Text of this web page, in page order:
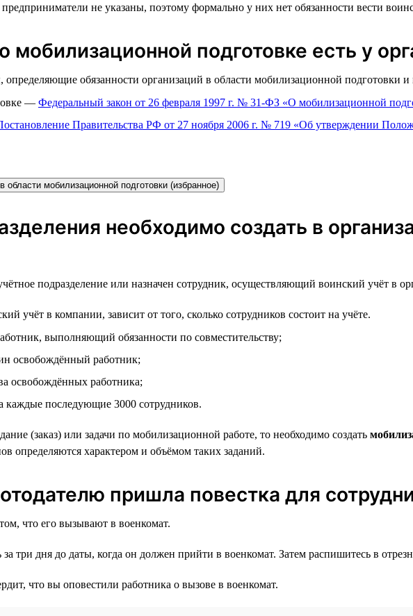
не указаны, поэтому формально у них нет обязанности вести
мобилизационной подготовке есть у
обязанности организаций в области мобилизационной подготовки
— Федеральный закон от 26 февраля 1997 г. № 31-ФЗ «О мобилизационной
Правительства РФ от 27 ноября 2006 г. № 719 «Об утверждении
мобилизационной подготовки (избранное)
необходимо создать в
подразделение или назначен сотрудник, осуществляющий воинский учёт в
учёт в компании, зависит от того, сколько сотрудников состоит на учёте.
выполняющий обязанности по совместительству;
освобождённый работник;
освобождённых работника;
последующие 3000 сотрудников.
(заказ) или задачи по мобилизационной работе, то необходимо создать
определяются характером и объёмом таких заданий.
пришла повестка для
что его вызывают в военкомат.
три дня до даты, когда он должен прийти в военкомат. Затем распишитесь в
что вы оповестили работника о вызове в военкомат.